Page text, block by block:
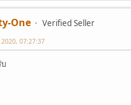
One
Verified Seller
07:27:37